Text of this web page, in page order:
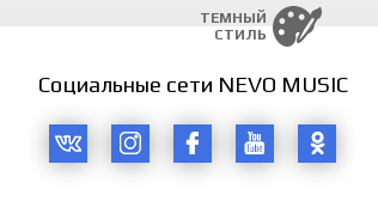
ТЕМНЫЙ
СТИЛЬ
Социальные сети NEVO MUSIC